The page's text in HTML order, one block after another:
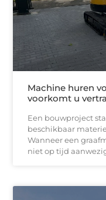
Machine huren
voorkomt u
Een bouwproject
beschikbaar
Wanneer een
niet op tijd